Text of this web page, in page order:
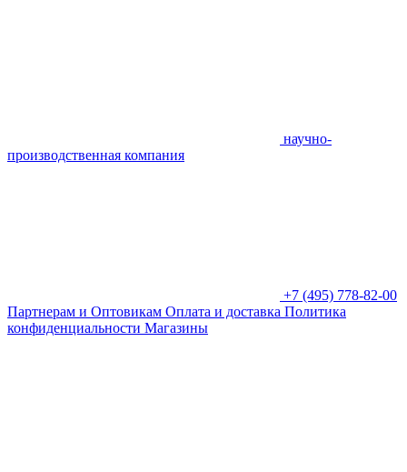
научно-
производственная компания
+7 (495) 778-82-00
Партнерам и Оптовикам Оплата и доставка Политика
конфиденциальности Магазины